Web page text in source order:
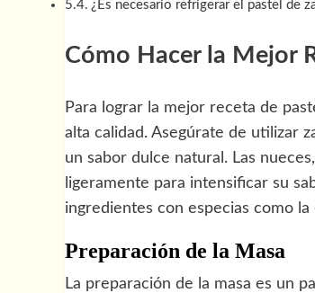
¿Es necesario refrigerar el pastel de
Cómo Hacer la Mejor
Para lograr la mejor receta de
alta calidad. Asegúrate de utilizar
un sabor dulce natural. Las
ligeramente para intensificar su
ingredientes con especias como
Preparación de la Masa
La preparación de la masa es un